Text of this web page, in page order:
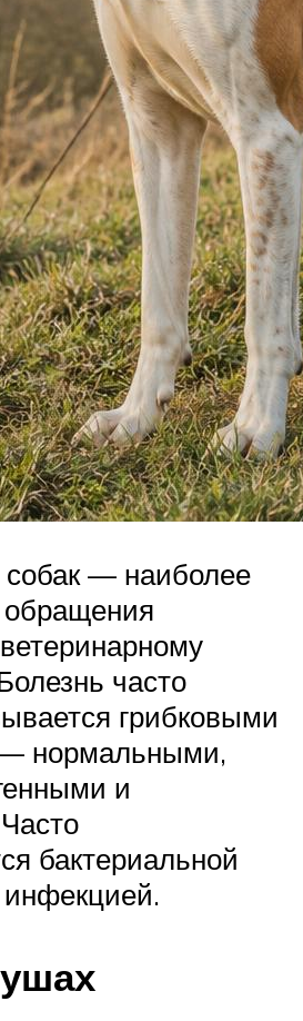
собак — наиболее
часто
грибковыми
нормальными,
и
бактериальной